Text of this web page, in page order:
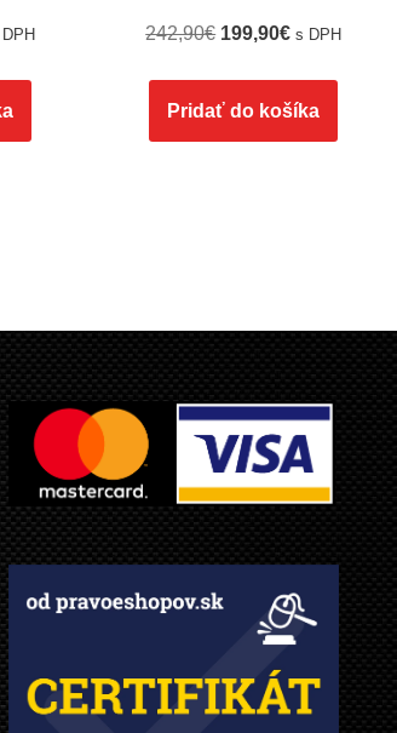
242,90€ 199,90€ s DPH
Pridať do košíka